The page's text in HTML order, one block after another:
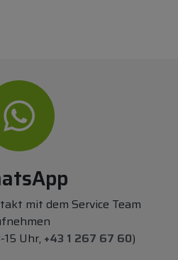
mit dem Service Team
15 Uhr, +43 1 267 67 60)